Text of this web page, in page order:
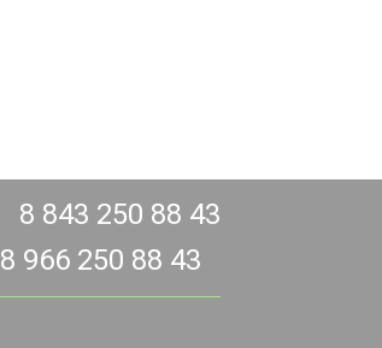
8 843 250 88 43
8 966 250 88 43